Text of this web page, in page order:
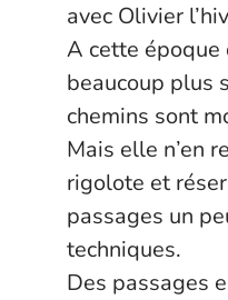
avec Olivier
A cette époque
beaucoup plus
chemins sont
Mais elle n’en
rigolote et
passages un
techniques.
Des passages